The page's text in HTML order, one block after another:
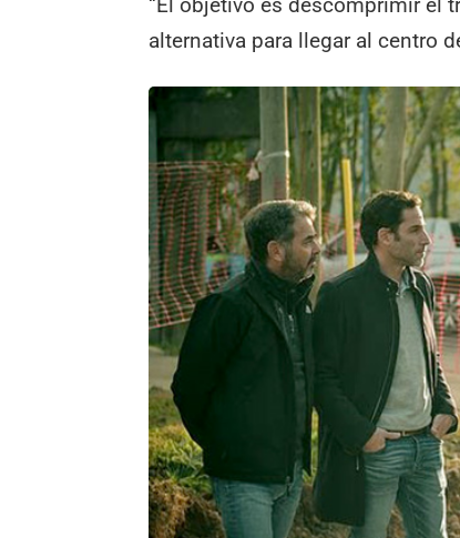
alternativa para llegar al centro